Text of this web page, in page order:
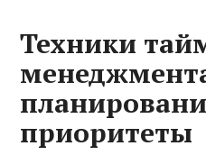
Техники
приоритеты